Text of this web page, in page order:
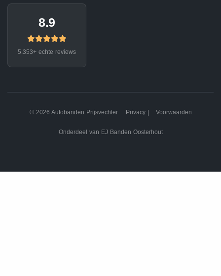
8.9
5.353+ echte reviews
© 2026 Autobanden Prijsvechter. Privacy| Voorwaarden
Onderdeel van EJ Banden Oosterhout